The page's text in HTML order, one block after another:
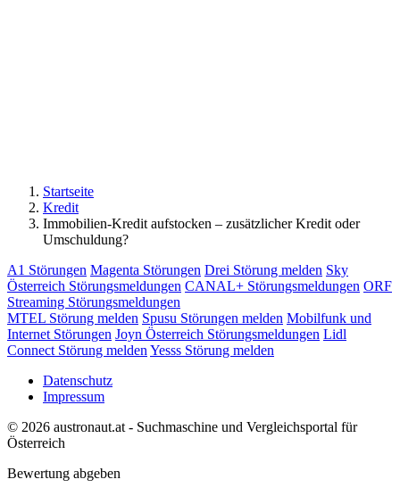
Startseite
Kredit
Immobilien-Kredit aufstocken – zusätzlicher Kredit oder
Umschuldung?
A1 Störungen Magenta Störungen Drei Störung melden Sky
Österreich Störungsmeldungen CANAL+ Störungsmeldungen ORF
Streaming Störungsmeldungen
MTEL Störung melden Spusu Störungen melden Mobilfunk und
Internet Störungen Joyn Österreich Störungsmeldungen Lidl
Connect Störung melden Yesss Störung melden
Datenschutz
Impressum
© 2026 austronaut.at - Suchmaschine und Vergleichsportal für
Österreich
Bewertung abgeben